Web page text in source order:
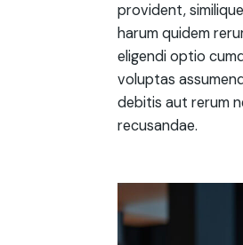
provident,
harum quidem
eligendi optio
voluptas
debitis aut rerum
recusandae.